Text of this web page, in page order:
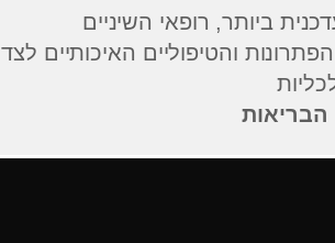
ביותר, רופאי השיניים
והטיפוליים האיכותיים לצד